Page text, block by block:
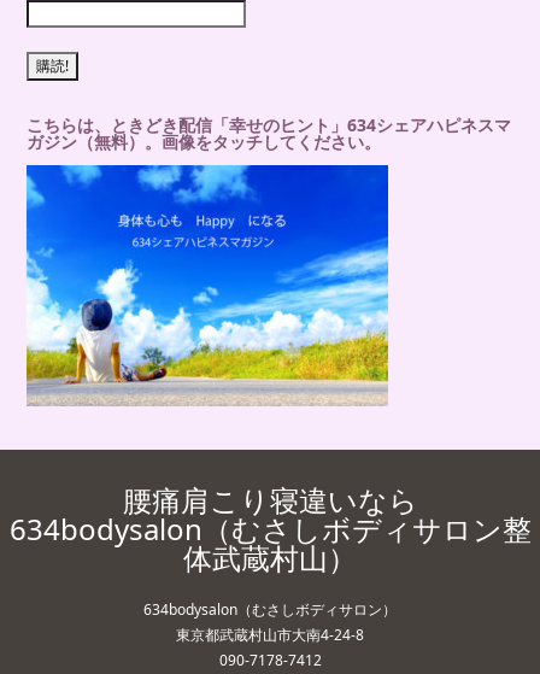
こちらは、ときどき配信「幸せのヒント」634シェアハピネスマ
ガジン（無料）。画像をタッチしてください。
腰痛肩こり寝違いなら
634bodysalon（むさしボディサロン整
体武蔵村山）
634bodysalon（むさしボディサロン）
東京都武蔵村山市大南4-24-8
090-7178-7412